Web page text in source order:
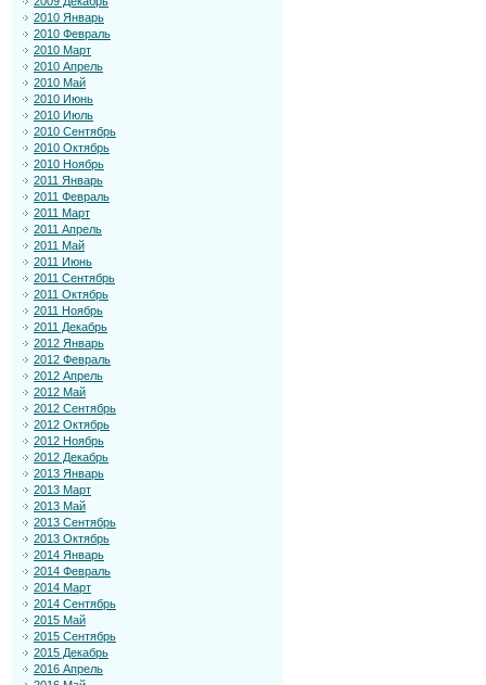
2010 Январь
2010 Февраль
2010 Март
2010 Апрель
2010 Май
2010 Июнь
2010 Июль
2010 Сентябрь
2010 Октябрь
2010 Ноябрь
2011 Январь
2011 Февраль
2011 Март
2011 Апрель
2011 Май
2011 Июнь
2011 Сентябрь
2011 Октябрь
2011 Ноябрь
2011 Декабрь
2012 Январь
2012 Февраль
2012 Апрель
2012 Май
2012 Сентябрь
2012 Октябрь
2012 Ноябрь
2012 Декабрь
2013 Январь
2013 Март
2013 Май
2013 Сентябрь
2013 Октябрь
2014 Январь
2014 Февраль
2014 Март
2014 Сентябрь
2015 Май
2015 Сентябрь
2015 Декабрь
2016 Апрель